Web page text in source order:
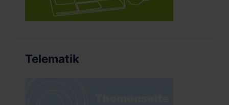
Telematik